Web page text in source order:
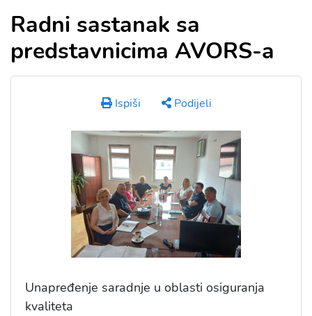
Radni sastanak sa
predstavnicima AVORS-a
Ispiši Podijeli
Unapređenje saradnje u oblasti osiguranja
kvaliteta